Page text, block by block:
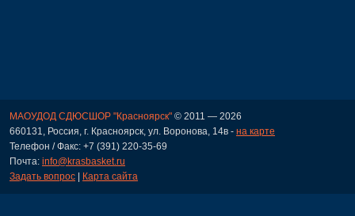
МАОУДОД СДЮСШОР "Красноярск" © 2011 — 2026
660131, Россия, г. Красноярск, ул. Воронова, 14в - на карте
Телефон / Факс: +7 (391) 220-35-69
Почта: info@krasbasket.ru
Задать вопрос
Карта сайта